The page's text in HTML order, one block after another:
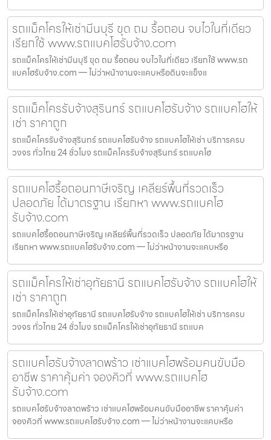
รถแม็คโครให้เช่ามีนบุรี ขุด ถม รื้อถอน จบไวในที่เดียว
เรียกใช้ www.รถแบคโฮรับจ้าง.com
รถแม็คโครให้เช่ามีนบุรี ขุด ถม รื้อถอน จบไวในที่เดียว เรียกใช้ www.รถ
แบคโฮรับจ้าง.com — ไม่ว่าหน้างานจะแคบหรือดินจะแข็งแ
รถแม็คโครรับจ้างสุรินทร์ รถแบคโฮรับจ้าง รถแบคโฮให้
เช่า ราคาถูก
รถแม็คโครรับจ้างสุรินทร์ รถแบคโฮรับจ้าง รถแบคโฮให้เช่า บริการครบ
วงจร ทั่วไทย 24 ชั่วโมง รถแม็คโครรับจ้างสุรินทร์ รถแบคโฮ
รถแบคโฮรื้อถอนภาษีเจริญ เคลียร์พื้นที่รวดเร็ว
ปลอดภัย ได้มาตรฐาน เรียกหา www.รถแบคโฮ
รับจ้าง.com
รถแบคโฮรื้อถอนภาษีเจริญ เคลียร์พื้นที่รวดเร็ว ปลอดภัย ได้มาตรฐาน
เรียกหา www.รถแบคโฮรับจ้าง.com — ไม่ว่าหน้างานจะแคบหรือ
รถแม็คโครให้เช่าอุทัยธานี รถแบคโฮรับจ้าง รถแบคโฮให้
เช่า ราคาถูก
รถแม็คโครให้เช่าอุทัยธานี รถแบคโฮรับจ้าง รถแบคโฮให้เช่า บริการครบ
วงจร ทั่วไทย 24 ชั่วโมง รถแม็คโครให้เช่าอุทัยธานี รถแบค
รถแบคโฮรับจ้างลาดพร้าว เช่าแบคโฮพร้อมคนขับมือ
อาชีพ ราคาคุ้มค่า จองคิวที่ www.รถแบคโฮ
รับจ้าง.com
รถแบคโฮรับจ้างลาดพร้าว เช่าแบคโฮพร้อมคนขับมืออาชีพ ราคาคุ้มค่า
จองคิวที่ www.รถแบคโฮรับจ้าง.com — ไม่ว่าหน้างานจะแคบหรือ